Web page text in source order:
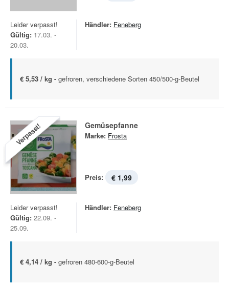
Leider verpasst!
Gültig: 17.03. -
20.03.
Händler: Feneberg
€ 5,53 / kg - gefroren, verschiedene Sorten 450/500-g-Beutel
Verpasst! Gemüsepfanne
Marke: Frosta
Preis: € 1,99
Leider verpasst!
Gültig: 22.09. -
25.09.
Händler: Feneberg
€ 4,14 / kg - gefroren 480-600-g-Beutel